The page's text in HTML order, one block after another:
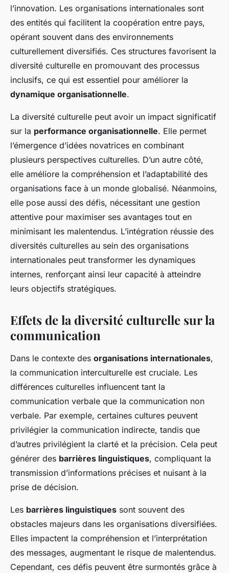
l’innovation. Les organisations internationales sont
des entités qui facilitent la coopération entre pays,
opérant souvent dans des environnements
culturellement diversifiés. Ces structures favorisent la
diversité culturelle en promouvant des processus
inclusifs, ce qui est essentiel pour améliorer la
dynamique organisationnelle.
La diversité culturelle peut avoir un impact significatif
sur la performance organisationnelle. Elle permet
l’émergence d’idées novatrices en combinant
plusieurs perspectives culturelles. D’un autre côté,
elle améliore la compréhension et l’adaptabilité des
organisations face à un monde globalisé. Néanmoins,
elle pose aussi des défis, nécessitant une gestion
attentive pour maximiser ses avantages tout en
minimisant les malentendus. L’intégration réussie des
diversités culturelles au sein des organisations
internationales peut transformer les dynamiques
internes, renforçant ainsi leur capacité à atteindre
leurs objectifs stratégiques.
Effets de la diversité culturelle sur la
communication
Dans le contexte des organisations internationales,
la communication interculturelle est cruciale. Les
différences culturelles influencent tant la
communication verbale que la communication non
verbale. Par exemple, certaines cultures peuvent
privilégier la communication indirecte, tandis que
d’autres privilégient la clarté et la précision. Cela peut
générer des barrières linguistiques, compliquant la
transmission d’informations précises et nuisant à la
prise de décision.
Les barrières linguistiques sont souvent des
obstacles majeurs dans les organisations diversifiées.
Elles impactent la compréhension et l’interprétation
des messages, augmentant le risque de malentendus.
Cependant, ces défis peuvent être surmontés grâce à